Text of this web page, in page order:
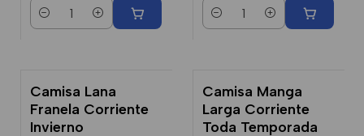
Cantidad Cantidad
-31% Dcto.
Camisa Lana
Franela Corriente
Invierno
Camisa Manga
Larga Corriente
Toda Temporada